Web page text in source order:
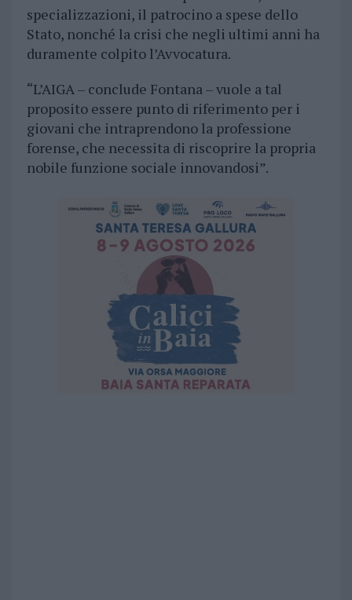
specializzazioni, il patrocino a spese dello
Stato, nonché la crisi che negli ultimi anni ha
duramente colpito l’Avvocatura.
“L’AIGA – conclude Fontana – vuole a tal
proposito essere punto di riferimento per i
giovani che intraprendono la professione
forense, che necessita di riscoprire la propria
nobile funzione sociale innovandosi”.